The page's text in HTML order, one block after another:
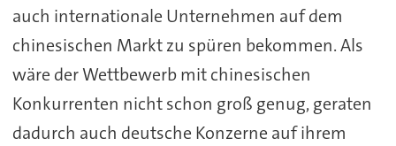
auch internationale Unternehmen auf dem
chinesischen Markt zu spüren bekommen. Als
wäre der Wettbewerb mit chinesischen
Konkurrenten nicht schon groß genug, geraten
dadurch auch deutsche Konzerne auf ihrem